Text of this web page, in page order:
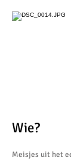
Wie?
Meisjes uit het